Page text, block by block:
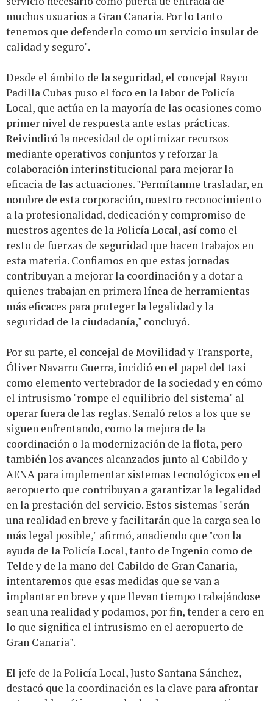
muchos usuarios a Gran Canaria. Por lo tanto
tenemos que defenderlo como un servicio insular de
calidad y seguro".
Desde el ámbito de la seguridad, el concejal Rayco
Padilla Cubas puso el foco en la labor de Policía
Local, que actúa en la mayoría de las ocasiones como
primer nivel de respuesta ante estas prácticas.
Reivindicó la necesidad de optimizar recursos
mediante operativos conjuntos y reforzar la
colaboración interinstitucional para mejorar la
eficacia de las actuaciones. "Permítanme trasladar, en
nombre de esta corporación, nuestro reconocimiento
a la profesionalidad, dedicación y compromiso de
nuestros agentes de la Policía Local, así como el
resto de fuerzas de seguridad que hacen trabajos en
esta materia. Confiamos en que estas jornadas
contribuyan a mejorar la coordinación y a dotar a
quienes trabajan en primera línea de herramientas
más eficaces para proteger la legalidad y la
seguridad de la ciudadanía," concluyó.
Por su parte, el concejal de Movilidad y Transporte,
Óliver Navarro Guerra, incidió en el papel del taxi
como elemento vertebrador de la sociedad y en cómo
el intrusismo "rompe el equilibrio del sistema" al
operar fuera de las reglas. Señaló retos a los que se
siguen enfrentando, como la mejora de la
coordinación o la modernización de la flota, pero
también los avances alcanzados junto al Cabildo y
AENA para implementar sistemas tecnológicos en el
aeropuerto que contribuyan a garantizar la legalidad
en la prestación del servicio. Estos sistemas "serán
una realidad en breve y facilitarán que la carga sea lo
más legal posible," afirmó, añadiendo que "con la
ayuda de la Policía Local, tanto de Ingenio como de
Telde y de la mano del Cabildo de Gran Canaria,
intentaremos que esas medidas que se van a
implantar en breve y que llevan tiempo trabajándose
sean una realidad y podamos, por fin, tender a cero en
lo que significa el intrusismo en el aeropuerto de
Gran Canaria".
El jefe de la Policía Local, Justo Santana Sánchez,
destacó que la coordinación es la clave para afrontar